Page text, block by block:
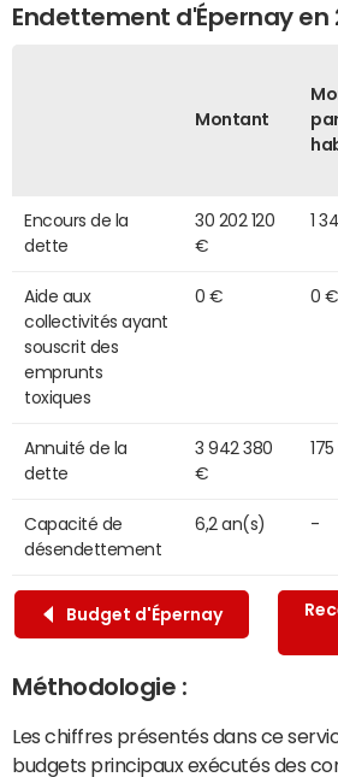
Endettement d'Épernay en
Montant
Encours de la
dette
30 202 120
€
1
Aide aux
collectivités ayant
souscrit des
emprunts
toxiques
0 € 0 €
Annuité de la
dette
3 942 380
€
Capacité de
désendettement
6,2 an(s) -
Budget d'Épernay
Méthodologie :
Les chiffres présentés dans ce
budgets principaux exécutés des